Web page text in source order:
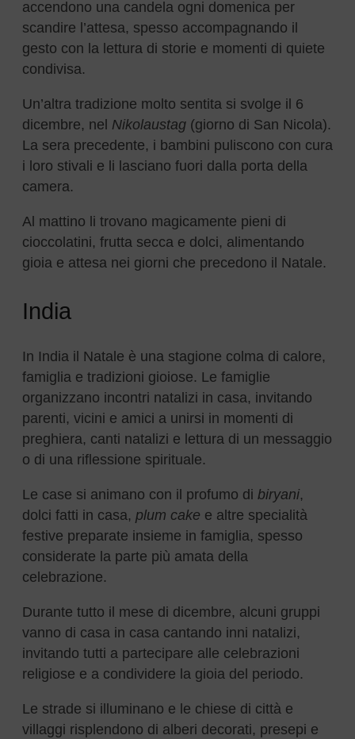
accendono una candela ogni domenica per
scandire l’attesa, spesso accompagnando il
gesto con la lettura di storie e momenti di quiete
condivisa.
Un’altra tradizione molto sentita si svolge il 6
dicembre, nel Nikolaustag (giorno di San Nicola).
La sera precedente, i bambini puliscono con cura
i loro stivali e li lasciano fuori dalla porta della
camera.
Al mattino li trovano magicamente pieni di
cioccolatini, frutta secca e dolci, alimentando
gioia e attesa nei giorni che precedono il Natale.
India
In India il Natale è una stagione colma di calore,
famiglia e tradizioni gioiose. Le famiglie
organizzano incontri natalizi in casa, invitando
parenti, vicini e amici a unirsi in momenti di
preghiera, canti natalizi e lettura di un messaggio
o di una riflessione spirituale.
Le case si animano con il profumo di biryani,
dolci fatti in casa, plum cake e altre specialità
festive preparate insieme in famiglia, spesso
considerate la parte più amata della
celebrazione.
Durante tutto il mese di dicembre, alcuni gruppi
vanno di casa in casa cantando inni natalizi,
invitando tutti a partecipare alle celebrazioni
religiose e a condividere la gioia del periodo.
Le strade si illuminano e le chiese di città e
villaggi risplendono di alberi decorati, presepi e